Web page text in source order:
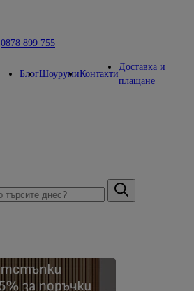
0878 899 755
БлогШоурумиКонтакти
Доставка и
плащане